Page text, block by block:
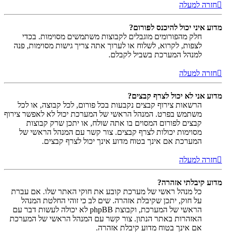
חזרה למעלה
מדוע איני יכול להיכנס לפורום?
חלק מהפורומים מוגבלים לקבוצות משתמשים מסוימות. בכדי
לצפות, לקרוא, לשלוח או לערוך אתה צריך גישות מסוימות, פנה
למנהל המערכת בשביל לקבלם.
חזרה למעלה
מדוע אני לא יכול לצרף קבצים?
הרשאות צירוף קבצים נקבעות בכל פורום, לכל קבוצה, או לכל
משתמש בפרט. המנהל הראשי של המערכת יכול לא לאפשר צירוף
קבצים לפורום המסוים בו אתה שולח, או יתכן שרק קבוצות
מסוימות יכולות לצרף קבצים. צור קשר עם המנהל הראשי של
המערכת אם אינך בטוח מדוע אינך יכול לצרף קבצים.
חזרה למעלה
מדוע קיבלתי אזהרה?
כל מנהל ראשי של מערכת קובע את חוקי האתר שלו. אם עברת
על חוק, יתכן שקיבלת אזהרה. שים לב כי זוהי החלטת המנהל
הראשי של המערכת, וקבוצת phpBB לא יכולה לעשות דבר עם
האזהרות באתר הנתון. צור קשר עם המנהל הראשי של המערכת
אם אינך בטוח מדוע קיבלת אזהרה.